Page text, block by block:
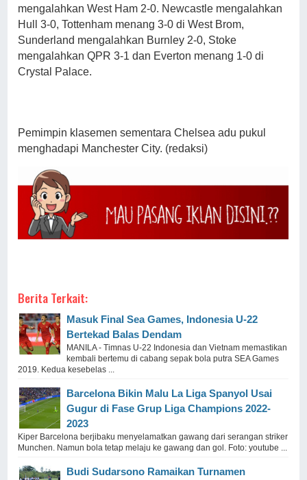
mengalahkan West Ham 2-0. Newcastle mengalahkan
Hull 3-0, Tottenham menang 3-0 di West Brom,
Sunderland mengalahkan Burnley 2-0, Stoke
mengalahkan QPR 3-1 dan Everton menang 1-0 di
Crystal Palace.
Pemimpin klasemen sementara Chelsea adu pukul
menghadapi Manchester City. (redaksi)
Berita Terkait:
Masuk Final Sea Games, Indonesia U-22
Bertekad Balas Dendam
MANILA - Timnas U-22 Indonesia dan Vietnam memastikan
kembali bertemu di cabang sepak bola putra SEA Games
2019. Kedua kesebelas ...
Barcelona Bikin Malu La Liga Spanyol Usai
Gugur di Fase Grup Liga Champions 2022-
2023
Kiper Barcelona berjibaku menyelamatkan gawang dari serangan striker
Munchen. Namun bola tetap melaju ke gawang dan gol. Foto: youtube ...
Budi Sudarsono Ramaikan Turnamen